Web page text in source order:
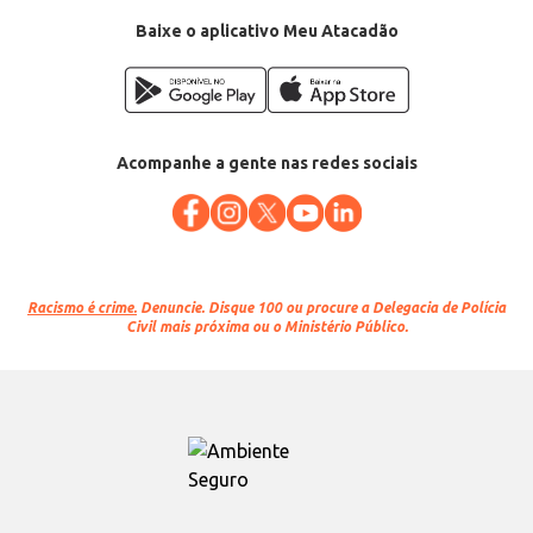
Baixe o aplicativo Meu Atacadão
Acompanhe a gente nas redes sociais
Racismo é crime. Denuncie. Disque 100 ou procure a Delegacia de Polícia
Civil mais próxima ou o Ministério Público.